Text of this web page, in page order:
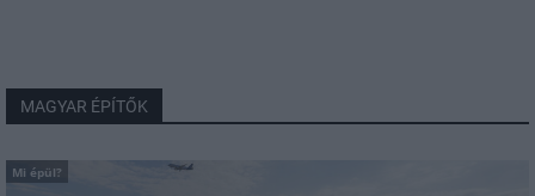
MAGYAR ÉPÍTŐK
Mi épül?